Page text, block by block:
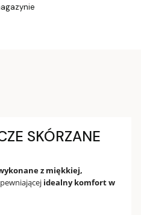
SKÓRZANE
z miękkiej,
idealny komfort w